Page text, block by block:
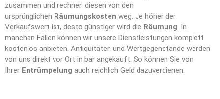
zusammen und rechnen diesen von den
ursprünglichen Räumungskosten weg. Je höher der
Verkaufswert ist, desto günstiger wird die Räumung. In
manchen Fällen können wir unsere Dienstleistungen komplett
kostenlos anbieten. Antiquitäten und Wertgegenstände werden
von uns direkt vor Ort in bar angekauft. So können Sie von
Ihrer Entrümpelung auch reichlich Geld dazuverdienen.